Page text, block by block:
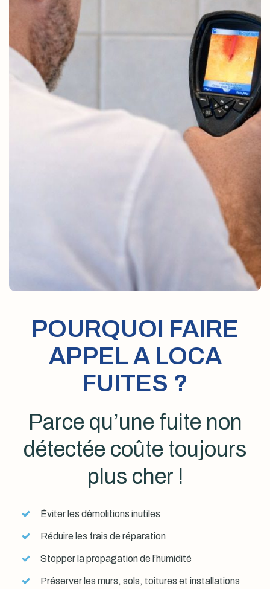
POURQUOI FAIRE
APPEL A LOCA
FUITES ?
Parce qu’une fuite non
détectée coûte toujours
plus cher !
Éviter les démolitions inutiles
Réduire les frais de réparation
Stopper la propagation de l’humidité
Préserver les murs, sols, toitures et installations